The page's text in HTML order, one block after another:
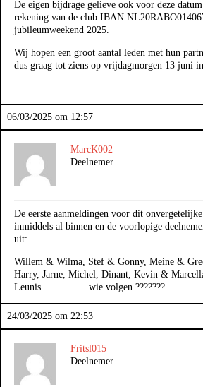
De eigen bijdrage gelieve ook voor deze
rekening van de club IBAN
jubileumweekend 2025.
Wij hopen een groot aantal leden met hun
dus graag tot ziens op vrijdagmorgen 13 juni
06/03/2025 om 12:57
MarcK002
Deelnemer
De eerste aanmeldingen voor dit
inmiddels al binnen en de voorlopige
uit:
Willem & Wilma, Stef & Gonny, Meine &
Harry, Jarne, Michel, Dinant, Kevin &
Leunis ………… wie volgen ???????
24/03/2025 om 22:53
Fritsl015
Deelnemer